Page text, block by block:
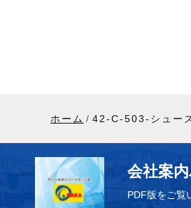
ホーム 42-C-503-シュー
会社案
PDF版をご覧